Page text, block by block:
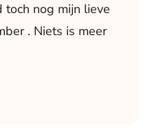
nog mijn lieve
. Niets is meer